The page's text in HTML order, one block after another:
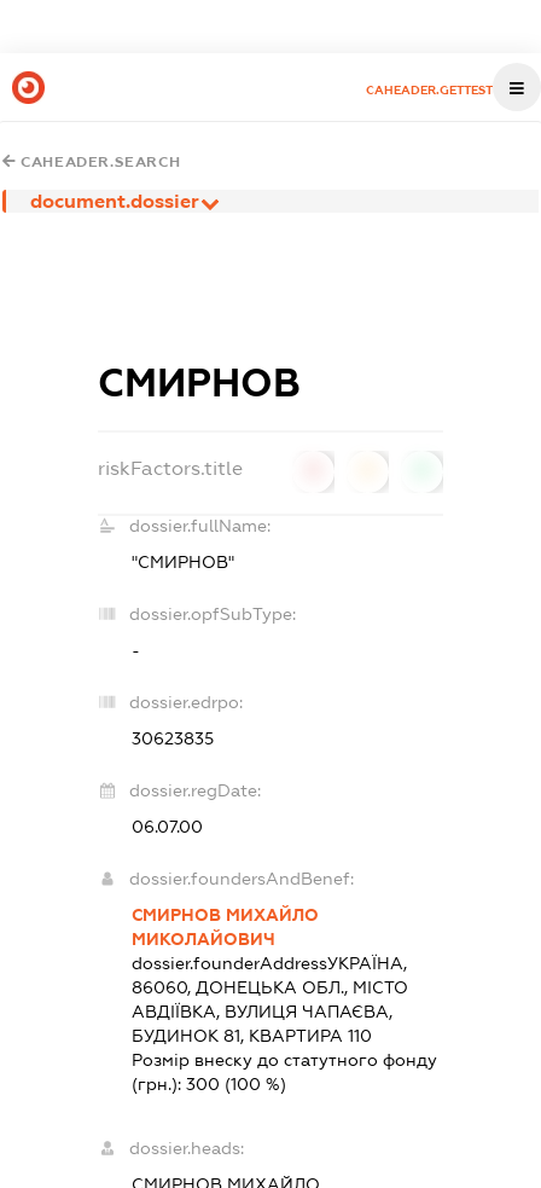
CAHEADER.GETTEST
CAHEADER.SEARCH
document.dossier
СМИРНОВ
riskFactors.title
dossier.fullName:
"СМИРНОВ"
dossier.opfSubType:
-
dossier.edrpo:
30623835
dossier.regDate:
06.07.00
dossier.foundersAndBenef:
СМИРНОВ МИХАЙЛО
МИКОЛАЙОВИЧ
dossier.founderAddressУКРАЇНА,
86060, ДОНЕЦЬКА ОБЛ., МІСТО
АВДІЇВКА, ВУЛИЦЯ ЧАПАЄВА,
БУДИНОК 81, КВАРТИРА 110
Розмір внеску до статутного фонду
(грн.):300 (100 %)
dossier.heads: